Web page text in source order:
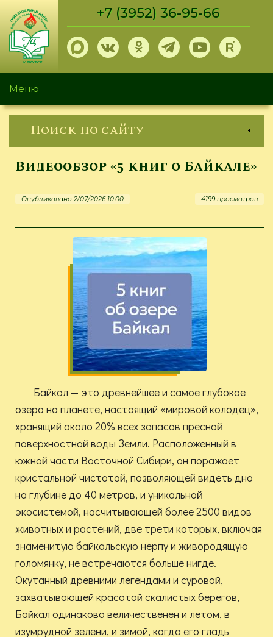
Перейти
основному
содержанию
+7 (3952) 36-95-66
Меню
Поиск по сайту
Видеообзор «5 книг о Байкале»
Опубликовано 2/07/2026 10:00 4199 просмотров
Байкал — это древнейшее и самое глубокое
озеро на планете, настоящий «мировой колодец»,
хранящий около 20% всех запасов пресной
поверхностной воды Земли. Расположенный в
южной части Восточной Сибири, он поражает
кристальной чистотой, позволяющей видеть дно
на глубине до 40 метров, и уникальной
экосистемой, насчитывающей более 2500 видов
животных и растений, две трети которых, включая
знаменитую байкальскую нерпу и живородящую
голомянку, не встречаются больше нигде.
Окутанный древними легендами и суровой,
захватывающей красотой скалистых берегов,
Байкал одинаково величественен и летом, в
изумрудной зелени, и зимой, когда его гладь